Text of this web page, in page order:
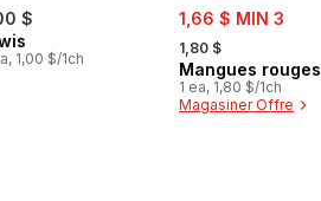
$
1,00 $/1ch
sale:
1,66 $ MIN 3
, formerly:
1,80 $
Mangues rouges
1 ea, 1,80 $/1ch
Magasiner Offre